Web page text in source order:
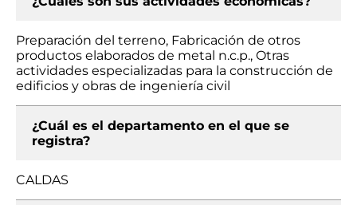
Preparación del terreno, Fabricación de otros
productos elaborados de metal n.c.p., Otras
actividades especializadas para la construcción de
edificios y obras de ingeniería civil
¿Cuál es el departamento en el que se
registra?
CALDAS